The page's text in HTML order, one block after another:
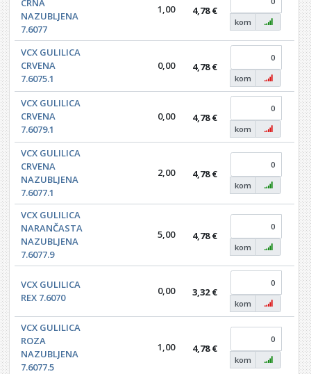
CRNA
NAZUBLJENA
7.6077
1,00 4,78 €
kom
VCX GULILICA
CRVENA
7.6075.1
0,00 4,78 €
kom
VCX GULILICA
CRVENA
7.6079.1
0,00 4,78 €
kom
VCX GULILICA
CRVENA
NAZUBLJENA
7.6077.1
2,00 4,78 €
kom
VCX GULILICA
NARANČASTA
NAZUBLJENA
7.6077.9
5,00 4,78 €
kom
VCX GULILICA
REX 7.6070
0,00 3,32 €
kom
VCX GULILICA
ROZA
NAZUBLJENA
7.6077.5
1,00 4,78 €
kom